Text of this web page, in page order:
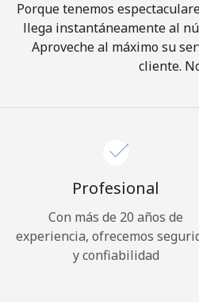
Porque tenemos
llega instantáneamente al
Aproveche al máximo su
cliente.
Profesional
Con más de 20 años de
experiencia, ofrecemos
y confiabilidad